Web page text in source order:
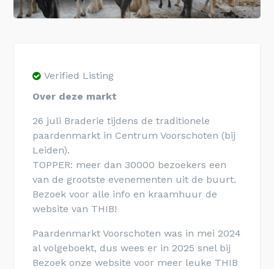
Verified Listing
Over deze markt
26 juli Braderie tijdens de traditionele
paardenmarkt in Centrum Voorschoten (bij
Leiden).
TOPPER: meer dan 30000 bezoekers een
van de grootste evenementen uit de buurt.
Bezoek voor alle info en kraamhuur de
website van THIB!
Paardenmarkt Voorschoten was in mei 2024
al volgeboekt, dus wees er in 2025 snel bij
Bezoek onze website voor meer leuke THIB